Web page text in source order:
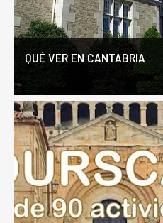
QUÉ VER EN CANTABRIA